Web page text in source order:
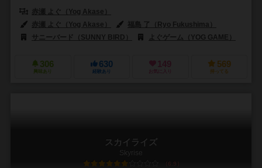
赤瀬 よぐ（Yog Akase）
赤瀬 よぐ（Yog Akase）
福島 了（Ryo Fukushima）
サニーバード（SUNNY BIRD）
よぐゲーム（YOG GAME）
306
興味あり
630
経験あり
149
お気に入り
569
持ってる
スカイライズ
Skyrise
6.9